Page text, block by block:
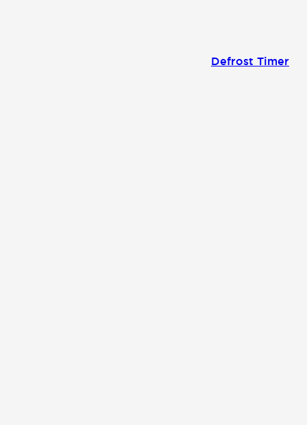
Defrost Timer